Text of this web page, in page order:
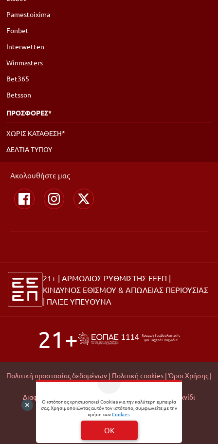
Ο ιστότοπος χρησιμοποιεί Cookies για την καλύτερη εμπειρία
σας. Χρησιμοποιώντας αυτόν τον ιστότοπο, συμφωνείτε με την
χρήση τωνCookies.
OK
Pamestoixima
Fonbet
Interwetten
Winmasters
Bet365
Betsson
ΠΡΟΣΦΟΡΕΣ*
ΧΩΡΙΣ ΚΑΤΑΘΕΣΗ*
ΔΕΛΤΙΑ ΤΥΠΟΥ
Ακολουθήστε μας
21+ | ΑΡΜΟΔΙΟΣ ΡΥΘΜΙΣΤΗΣ ΕΕΕΠ |
ΚΙΝΔΥΝΟΣ ΕΘΙΣΜΟΥ & ΑΠΩΛΕΙΑΣ ΠΕΡΙΟΥΣΙΑΣ
| ΠΑΙΞΕ ΥΠΕΥΘΥΝΑ
21+
Πολιτική προστασίας δεδομένων | Πολιτική cookies | Όροι Χρήσης |
Διαφάνεια Εμπορικών Συνεργασιών |
Υπεύθυνο Παιχνίδι
© 2026 Matchmoney
Developed byDigital Winners